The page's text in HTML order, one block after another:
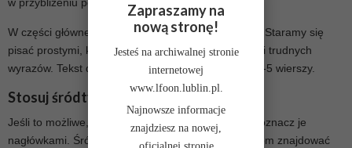
W części głównej artykułów umieszczamy ich treść. Staramy się
pisać prostymi, krótkimi zdaniami. Unikamy długich i trudnych
wyrazów. Tekst dzielimy na krótkie akapity liczące 2-5 wierszy.
Stosuj śródtytuły
Jeśli to możliwe, dziel artykuł na mniejsze cząstki i oznacz je
nagłówkami. Śródtytuły bardzo pomagają czytelnikom znajdować
Zapraszamy na
nową stronę!
Jesteś na archiwalnej stronie
internetowej
www.lfoon.lublin.pl.
Najnowsze informacje
znajdziesz na nowej,